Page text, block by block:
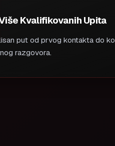
Kvalifikovanih Upita
put od prvog kontakta do
razgovora.